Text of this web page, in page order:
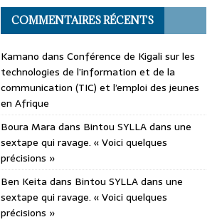
COMMENTAIRES RÉCENTS
Kamano dans Conférence de Kigali sur les
technologies de l’information et de la
communication (TIC) et l’emploi des jeunes
en Afrique
Boura Mara dans Bintou SYLLA dans une
sextape qui ravage. « Voici quelques
précisions »
Ben Keita dans Bintou SYLLA dans une
sextape qui ravage. « Voici quelques
précisions »